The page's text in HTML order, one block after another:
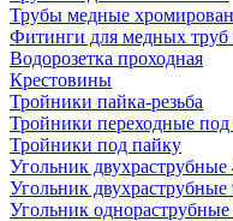
Трубы медные
Фитинги для медных труб
Водорозетка проходная
Крестовины
Тройники пайка-резьба
Тройники переходные под
Тройники под пайку
Угольник двухраструбные
Угольник двухраструбные
Угольник однораструбные